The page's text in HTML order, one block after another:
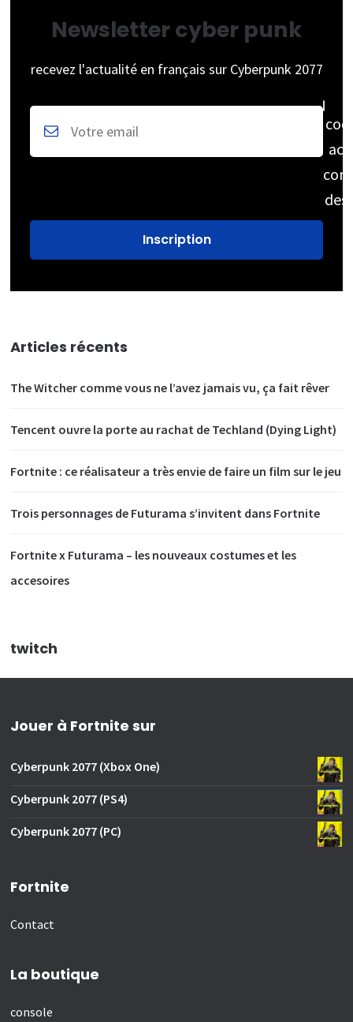
Newsletter cyber punk
recevez l'actualité en français sur Cyberpunk 2077
des
Articles récents
The Witcher comme vous ne l’avez jamais vu, ça fait rêver
Tencent ouvre la porte au rachat de Techland (Dying Light)
Fortnite : ce réalisateur a très envie de faire un film sur le jeu
Trois personnages de Futurama s’invitent dans Fortnite
Fortnite x Futurama – les nouveaux costumes et les
accesoires
twitch
Jouer à Fortnite sur
Cyberpunk 2077 (Xbox One)
Cyberpunk 2077 (PS4)
Cyberpunk 2077 (PC)
Fortnite
Contact
La boutique
console